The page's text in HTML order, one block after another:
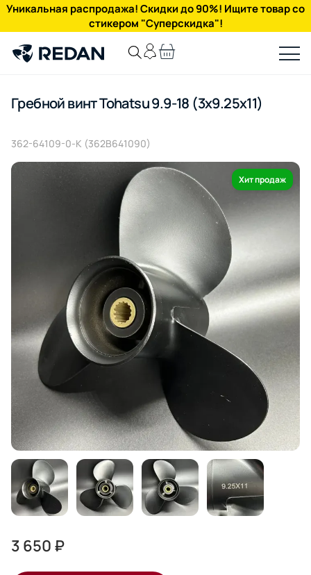
Уникальная распродажа! Скидки до 90%! Ищите товар со
стикером "Суперскидка"!
Гребной винт Tohatsu 9.9-18 (3x9.25x11)
362-64109-0-K (362B641090)
Хит продаж
3 650 ₽